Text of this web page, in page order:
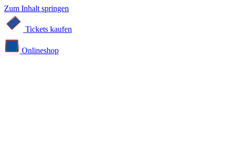
Zum Inhalt springen
Tickets kaufen
Online­shop